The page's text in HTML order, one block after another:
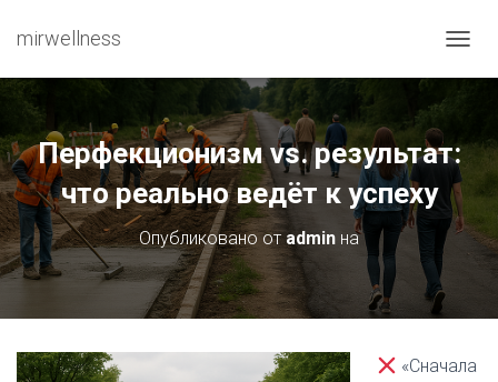
mirwellness
Перфекционизм vs. результат:
что реально ведёт к успеху
Опубликовано отadmin на
«Сначала